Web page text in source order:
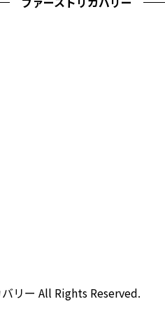
リー All Rights Reserved.